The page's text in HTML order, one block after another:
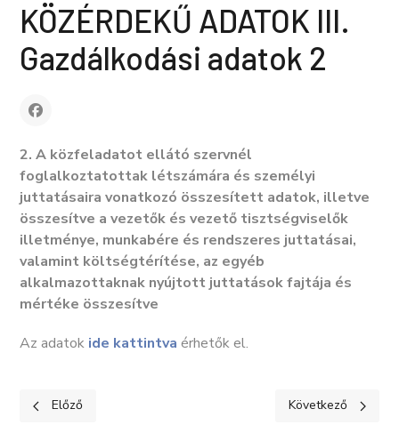
KÖZÉRDEKŰ ADATOK III.
Gazdálkodási adatok 2
2. A közfeladatot ellátó szervnél
foglalkoztatottak létszámára és személyi
juttatásaira vonatkozó összesített adatok, illetve
összesítve a vezetők és vezető tisztségviselők
illetménye, munkabére és rendszeres juttatásai,
valamint költségtérítése, az egyéb
alkalmazottaknak nyújtott juttatások fajtája és
mértéke összesítve
Az adatok ide kattintva érhetők el.
Előző cikk: KÖZÉRDEKŰ ADATOK III. Gazdálkodási adatok 1
Előző Következő cikk:
Következő